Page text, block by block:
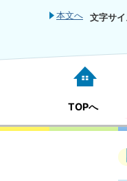
本文へ 文字サ
TOPへ